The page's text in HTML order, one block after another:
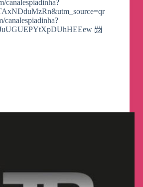
canalespiadinha?
canalespiadinha?
📨